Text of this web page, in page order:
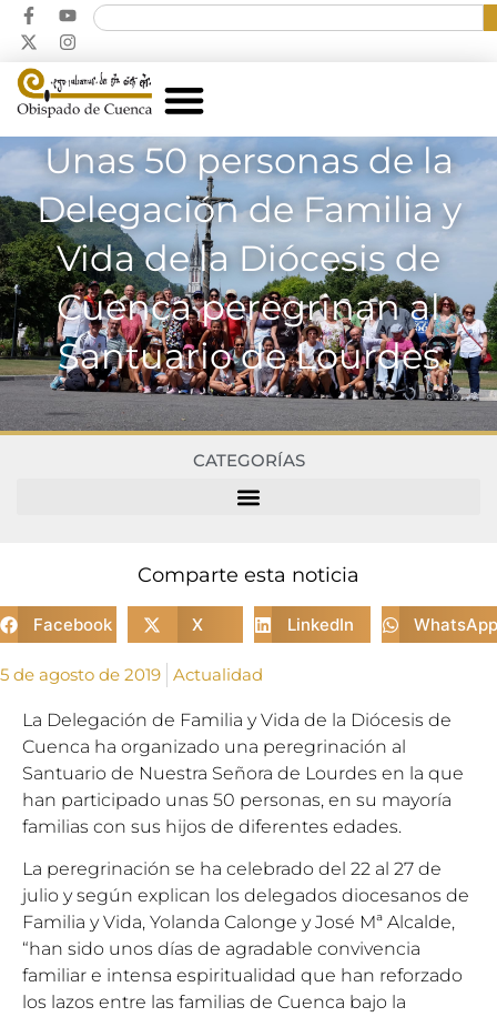
Unas 50 personas de la
Delegación de Familia y
Vida de la Diócesis de
Cuenca peregrinan al
Santuario de Lourdes
CATEGORÍAS
Comparte esta noticia
Facebook X LinkedIn WhatsApp
5 de agosto de 2019 Actualidad
La Delegación de Familia y Vida de la Diócesis de
Cuenca ha organizado una peregrinación al
Santuario de Nuestra Señora de Lourdes en la que
han participado unas 50 personas, en su mayoría
familias con sus hijos de diferentes edades.
La peregrinación se ha celebrado del 22 al 27 de
julio y según explican los delegados diocesanos de
Familia y Vida, Yolanda Calonge y José Mª Alcalde,
“han sido unos días de agradable convivencia
familiar e intensa espiritualidad que han reforzado
los lazos entre las familias de Cuenca bajo la